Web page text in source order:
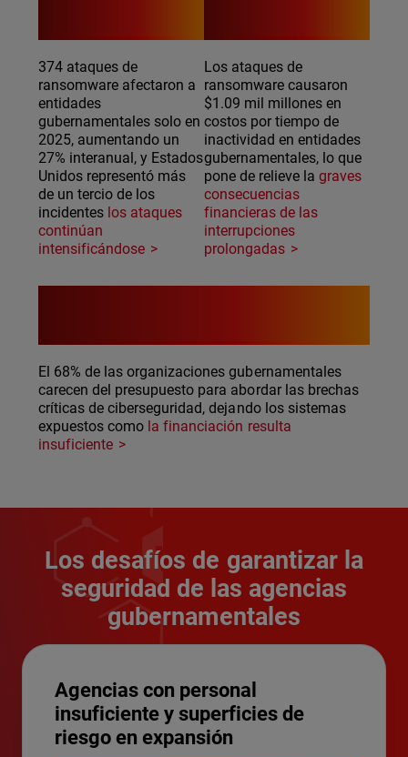
374 ataques de
ransomware afectaron a
entidades
gubernamentales solo en
2025, aumentando un
27% interanual, y Estados
Unidos representó más
de un tercio de los
incidentes los ataques
continúan
intensificándose
Los ataques de
ransomware causaron
$1.09 mil millones en
costos por tiempo de
inactividad en entidades
gubernamentales, lo que
pone de relieve lagraves
consecuencias
financieras de las
interrupciones
prolongadas
El 68% de las organizaciones gubernamentales
carecen del presupuesto para abordar las brechas
críticas de ciberseguridad, dejando los sistemas
expuestos como la financiación resulta
insuficiente
Los desafíos de garantizar la
seguridad de las agencias
gubernamentales
Agencias con personal
insuficiente y superficies de
riesgo en expansión